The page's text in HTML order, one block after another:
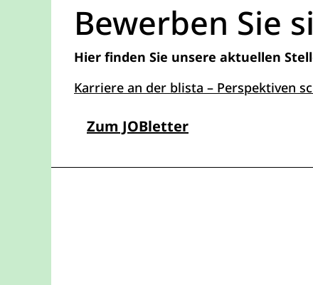
Bewerben Sie
Hier finden Sie unsere aktuellen
Karriere an der blista – Perspektiven
Zum JOBletter- Springt zum